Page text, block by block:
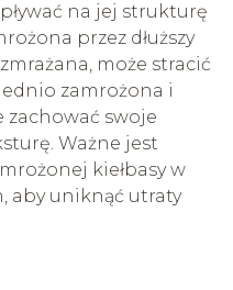
na jej strukturę
przez dłuższy
może stracić
zamrożona i
zachować swoje
Ważne jest
kiełbasy w
aby uniknąć utraty